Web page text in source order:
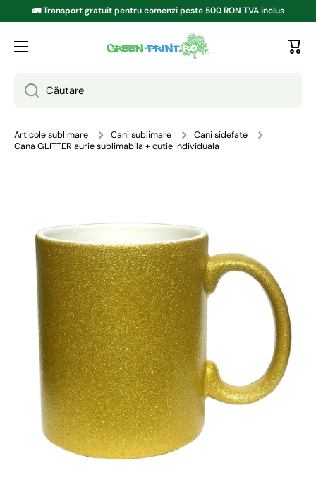
TRECI LA CONȚINUT
🚛 Transport gratuit pentru comenzi peste 500 RON TVA inclus
Căutare
Articole sublimare Cani sublimare
Cani sidefate
Cana GLITTER aurie sublimabila + cutie individuala